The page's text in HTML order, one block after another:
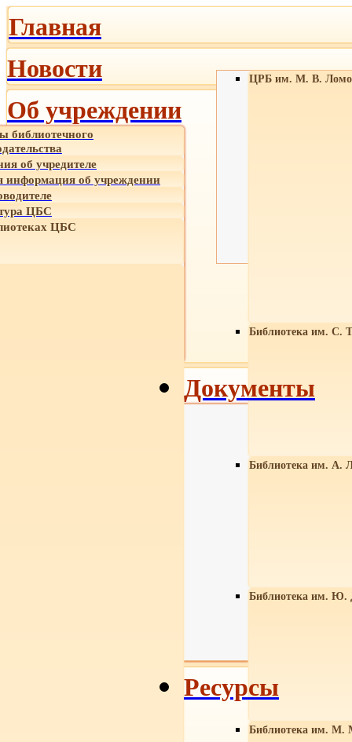
Главная
Новости
Об учреждении
библиотечного
об учредителе
об учреждении
ЦБС
ЦБС
ЦРБ им. М. В.
Библиотека им. С.
Библиотека им. А.
Библиотека им. Ю.
Библиотека им. М.
Документы
Ресурсы